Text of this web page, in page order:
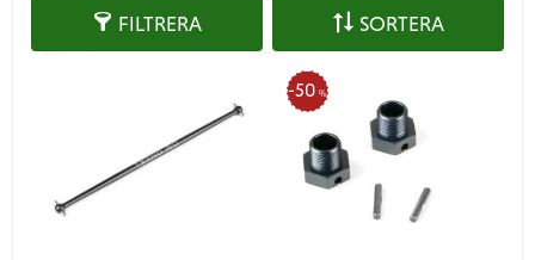
FILTRERA SORTERA
50 %